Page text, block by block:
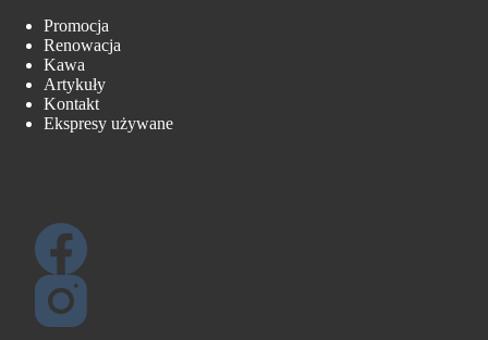
Promocja
Renowacja
Kawa
Artykuły
Kontakt
Ekspresy używane